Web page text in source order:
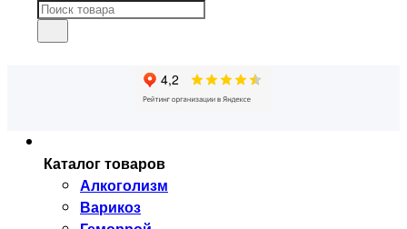
Каталог товаров
Алкоголизм
Варикоз